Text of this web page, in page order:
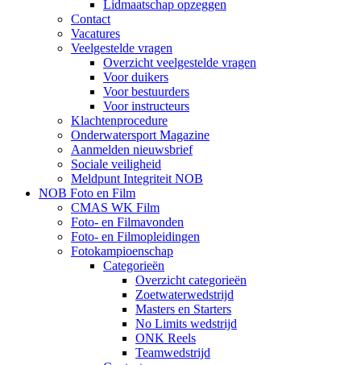
Lidmaatschap opzeggen
Contact
Vacatures
Veelgestelde vragen
Overzicht veelgestelde vragen
Voor duikers
Voor bestuurders
Voor instructeurs
Klachtenprocedure
Onderwatersport Magazine
Aanmelden nieuwsbrief
Sociale veiligheid
Meldpunt Integriteit NOB
NOB Foto en Film
CMAS WK Film
Foto- en Filmavonden
Foto- en Filmopleidingen
Fotokampioenschap
Categorieën
Overzicht categorieën
Zoetwaterwedstrijd
Masters en Starters
No Limits wedstrijd
ONK Reels
Teamwedstrijd